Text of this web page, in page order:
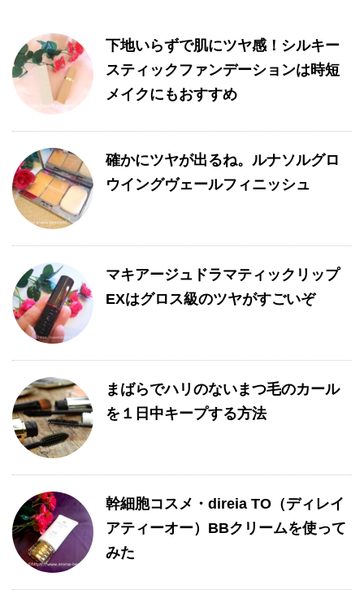
下地いらずで肌にツヤ感！シルキー
スティックファンデーションは時短
メイクにもおすすめ
確かにツヤが出るね。ルナソルグロ
ウイングヴェールフィニッシュ
マキアージュドラマティックリップ
EXはグロス級のツヤがすごいぞ
まばらでハリのないまつ毛のカール
を１日中キープする方法
幹細胞コスメ・direia TO（ディレイ
アティーオー）BBクリームを使って
みた